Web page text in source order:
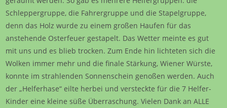
Schleppergruppe, die Fahrergruppe und die Stapelgruppe,
denn das Holz wurde zu einem großen Haufen für das
anstehende Osterfeuer gestapelt. Das Wetter meinte es gut
mit uns und es blieb trocken. Zum Ende hin lichteten sich die
Wolken immer mehr und die finale Stärkung, Wiener Würste,
konnte im strahlenden Sonnenschein genoßen werden. Auch
der „Helferhase“ eilte herbei und versteckte für die 7 Helfer-
Kinder eine kleine süße Überraschung. Vielen Dank an ALLE